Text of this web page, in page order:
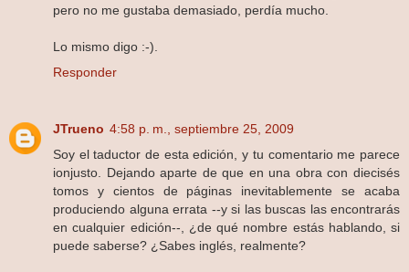
pero no me gustaba demasiado, perdía mucho.
Lo mismo digo :-).
Responder
JTrueno 4:58 p. m., septiembre 25, 2009
Soy el taductor de esta edición, y tu comentario me parece
ionjusto. Dejando aparte de que en una obra con diecisés
tomos y cientos de páginas inevitablemente se acaba
produciendo alguna errata --y si las buscas las encontrarás
en cualquier edición--, ¿de qué nombre estás hablando, si
puede saberse? ¿Sabes inglés, realmente?